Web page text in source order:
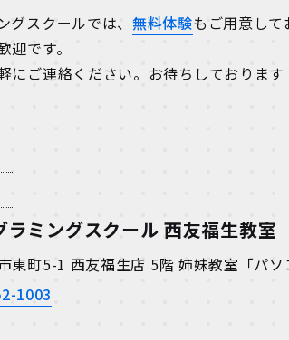
グスクールでは、無料体験もご用意して
迎です。
にご連絡ください。お待ちしております
ラミングスクール 西友福生教室
東町5-1 西友福生店 5階 姉妹教室「パ
1003